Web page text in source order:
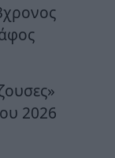
2026